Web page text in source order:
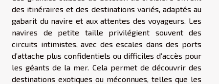
des itinéraires et des destinations variés, adaptés au
gabarit du navire et aux attentes des voyageurs. Les
navires de petite taille privilégient souvent des
circuits intimistes, avec des escales dans des ports
d’attache plus confidentiels ou difficiles d’accès pour
les géants de la mer. Cela permet de découvrir des
destinations exotiques ou méconnues, telles que les